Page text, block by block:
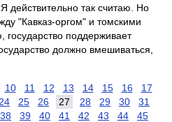
так считаю. Но
"Кавказ-оргом" и томскими
государство поддерживает
должно вмешиваться,
10 11 12 13 14 15 16
17
24 25 26 27 28 29 30
31
38 39 40 41 42 43 44
45